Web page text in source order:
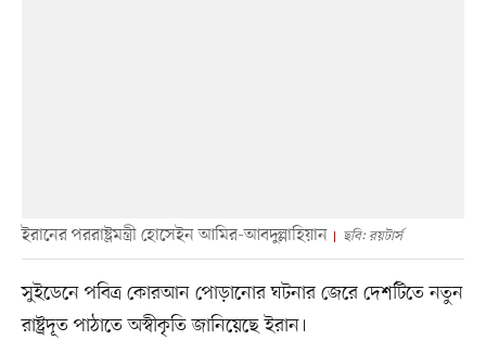
ইরানের পররাষ্ট্রমন্ত্রী হোসেইন আমির-আবদুল্লাহিয়ান ছবি: রয়টার্স
সুইডেনে পবিত্র কোরআন পোড়ানোর ঘটনার জেরে দেশটিতে নতুন
রাষ্ট্রদূত পাঠাতে অস্বীকৃতি জানিয়েছে ইরান।